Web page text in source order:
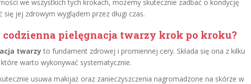
we wszystkich tych krokach, możemy skutecznie zadbać o kondycję
się jej zdrowym wyglądem przez długi czas.
pielęgnacja twarzy krok po kroku?
twarzy to fundament zdrowej i promiennej cery. Składa się ona z kilku
warto wykonywać systematycznie.
usuwa makijaż oraz zanieczyszczenia nagromadzone na skórze w